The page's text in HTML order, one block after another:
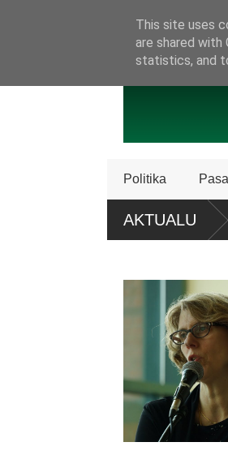
Politika
AKTUALUAtaskaita:
krikščionių
apklaustųjų pritaria pat. referendumui dėl
This site uses
are shared
statistics, and